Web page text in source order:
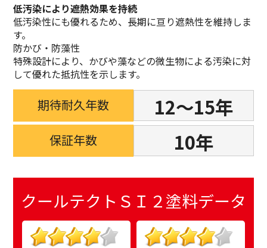
低汚染により遮熱効果を持続
低汚染性にも優れるため、長期に亘り遮熱性を維持しま
す。
防かび・防藻性
特殊設計により、かびや藻などの微生物による汚染に対
して優れた抵抗性を示します。
期待耐久年数 12～15年
保証年数 10年
クールテクトＳＩ２塗料データ